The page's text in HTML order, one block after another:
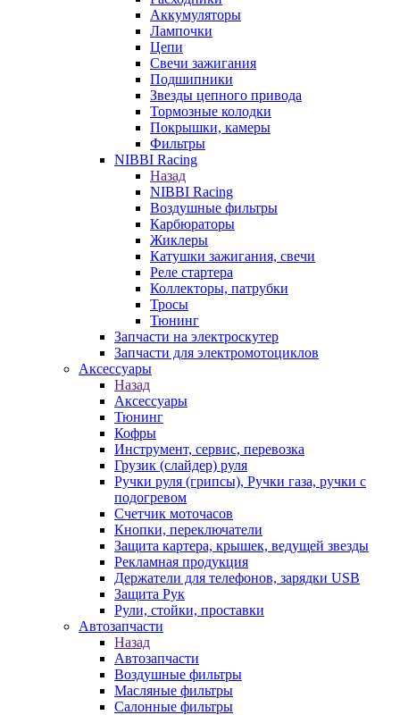
Аккумуляторы
Лампочки
Цепи
Свечи зажигания
Подшипники
Звезды цепного привода
Тормозные колодки
Покрышки, камеры
Фильтры
NIBBI Racing
Назад
NIBBI Racing
Воздушные фильтры
Карбюраторы
Жиклеры
Катушки зажигания, свечи
Реле стартера
Коллекторы, патрубки
Тросы
Тюнинг
Запчасти на электроскутер
Запчасти для электромотоциклов
Аксессуары
Назад
Аксессуары
Тюнинг
Кофры
Инструмент, сервис, перевозка
Грузик (слайдер) руля
Ручки руля (грипсы), Ручки газа, ручки с
подогревом
Счетчик моточасов
Кнопки, переключатели
Защита картера, крышек, ведущей звезды
Рекламная продукция
Держатели для телефонов, зарядки USB
Защита Рук
Рули, стойки, проставки
Автозапчасти
Назад
Автозапчасти
Воздушные фильтры
Масляные фильтры
Салонные фильтры